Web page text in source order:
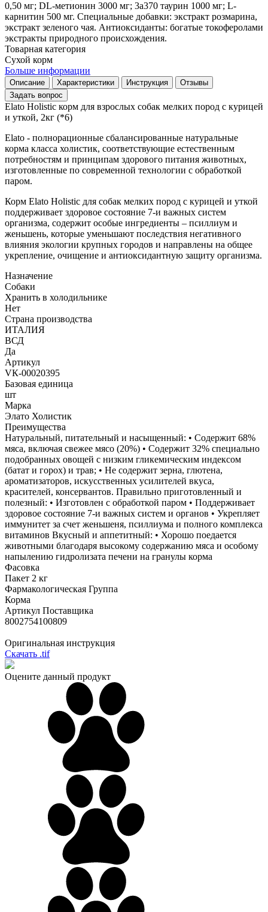
0,50 мг; DL-метионин 3000 мг; 3a370 таурин 1000 мг; L-
карнитин 500 мг. Специальные добавки: экстракт розмарина,
экстракт зеленого чая. Антиоксиданты: богатые токоферолами
экстракты природного происхождения.
Товарная категория
Сухой корм
Больше информации
Описание Характеристики Инструкция
Отзывы
Задать вопрос
Elato Holistic корм для взрослых собак мелких пород с курицей
и уткой, 2кг (*6)
Elato - полнорационные сбалансированные натуральные
корма класса холистик, соответствующие естественным
потребностям и принципам здорового питания животных,
изготовленные по современной технологии с обработкой
паром.
Корм Elato Holistic для собак мелких пород с курицей и уткой
поддерживает здоровое состояние 7-и важных систем
организма, содержит особые ингредиенты – псиллиум и
женьшень, которые уменьшают последствия негативного
влияния экологии крупных городов и направлены на общее
укрепление, очищение и антиоксидантную защиту организма.
Назначение
Собаки
Хранить в холодильнике
Нет
Страна производства
ИТАЛИЯ
ВСД
Да
Артикул
VК-00020395
Базовая единица
шт
Марка
Элато Холистик
Преимущества
Натуральный, питательный и насыщенный: • Содержит 68%
мяса, включая свежее мясо (20%) • Содержит 32% специально
подобранных овощей с низким гликемическим индексом
(батат и горох) и трав; • Не содержит зерна, глютена,
ароматизаторов, искусственных усилителей вкуса,
красителей, консервантов. Правильно приготовленный и
полезный: • Изготовлен с обработкой паром • Поддерживает
здоровое состояние 7-и важных систем и органов • Укрепляет
иммунитет за счет женьшеня, псиллиума и полного комплекса
витаминов Вкусный и аппетитный: • Хорошо поедается
животными благодаря высокому содержанию мяса и особому
напылению гидролизата печени на гранулы корма
Фасовка
Пакет 2 кг
Фармакологическая Группа
Корма
Артикул Поставщика
8002754100809
Оригинальная инструкция
Скачать .tif
Оцените данный продукт